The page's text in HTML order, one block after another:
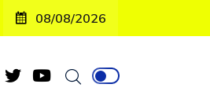
08/08/2026